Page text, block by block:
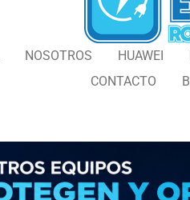
NOSOTROS HUAWEI
CONTACTO